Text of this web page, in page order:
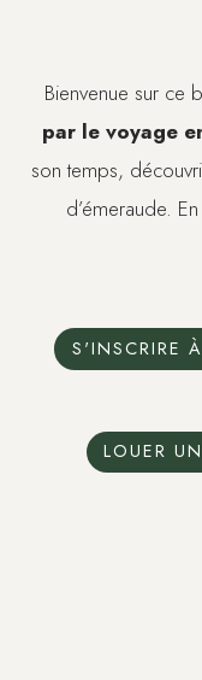
Bienvenue sur ce
par le voyage
son temps,
d’émeraude.
S'INSCRIRE
LOUER